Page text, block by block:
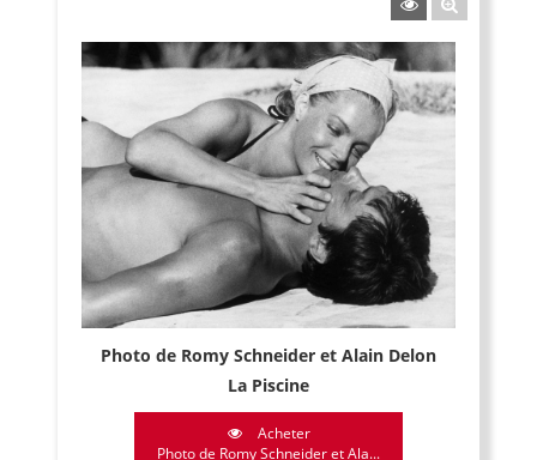
Photo de Romy Schneider et Alain Delon
La Piscine
Acheter
Photo de Romy Schneider et Ala...